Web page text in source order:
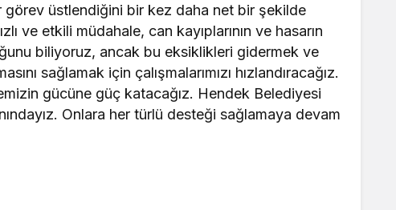
görev üstlendiğini bir kez daha net bir şekilde
ve etkili müdahale, can kayıplarının ve hasarın
biliyoruz, ancak bu eksiklikleri gidermek ve
sağlamak için çalışmalarımızı hızlandıracağız.
gücüne güç katacağız. Hendek Belediyesi
Onlara her türlü desteği sağlamaya devam